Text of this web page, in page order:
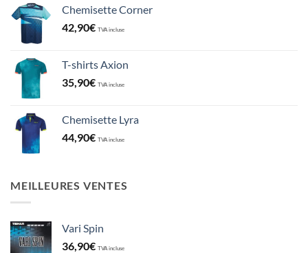
Chemisette Corner
42,90€ TVA incluse
T-shirts Axion
35,90€ TVA incluse
Chemisette Lyra
44,90€ TVA incluse
MEILLEURES VENTES
Vari Spin
36,90€ TVA incluse